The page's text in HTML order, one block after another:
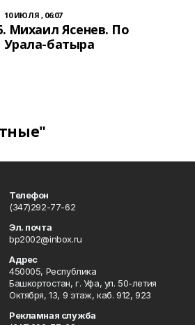
10 ИЮЛЯ , 06:07
Михаил Ясенев. По
Урала-батыра
Телефон
(347)292-77-62
Эл. почта
bp2002@inbox.ru
Адрес
450005, Республика
Башкортостан, г. Уфа, ул. 50-летия
Октября, 13, 9 этаж, каб. 912, 923
Рекламная служба